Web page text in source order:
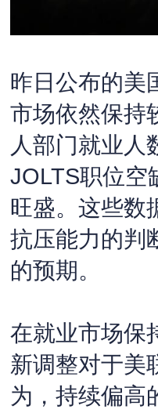
昨日公布的美
市场依然保持
人部门就业人
JOLTS职位空
旺盛。这些数
抗压能力的判
的预期。
在就业市场保
新调整对于美
为，持续偏高